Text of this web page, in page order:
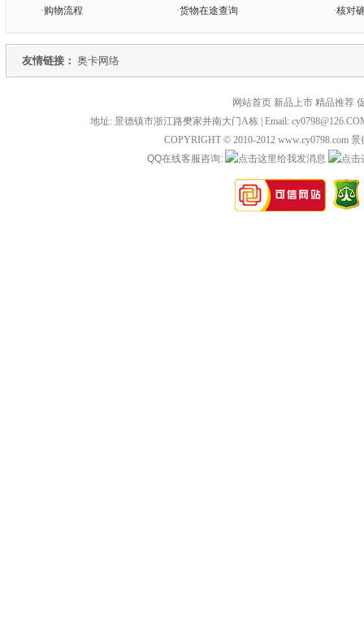
·购物流程
·货物在途查询
·核对
友情链接： 奥卡网络
网站首页 新品上市 精品推荐
地址: 景德镇市浙江路樊家井南大门A栋 | Email:
COPYRIGHT © 2010-2012 www.cy0798.com
QQ在线客服咨询: